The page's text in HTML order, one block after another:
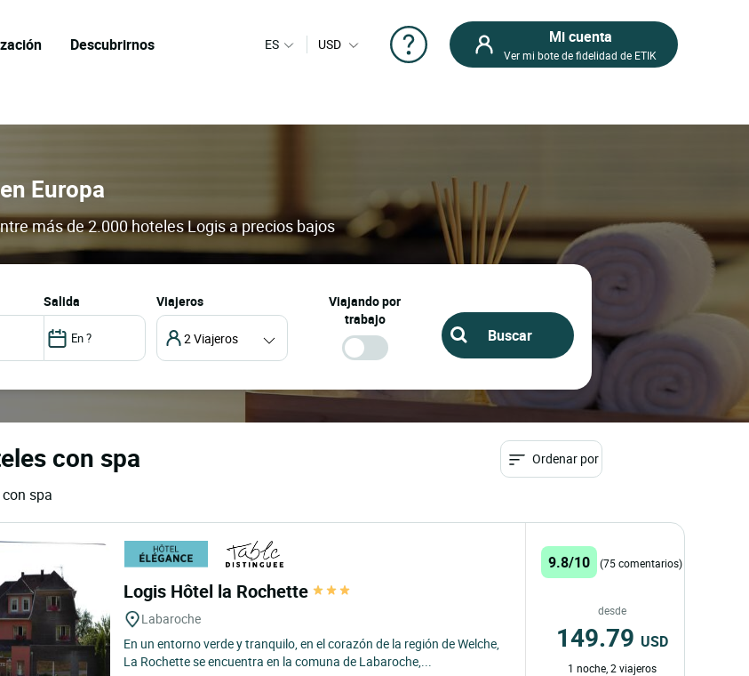
Descubrirnos ES USD Mi cuenta
Ver mi bote de fidelidad de ETIK
Europa
más de 2.000 hoteles Logis a precios bajos
salida Viajeros
2 Viajeros
Viajando por
trabajo
con spa
spa
Ordenar por
Logis Hôtel la Rochette
Labaroche
En un entorno verde y tranquilo, en el corazón de la región de Welche,
La Rochette se encuentra en la comuna de Labaroche,...
9.8/10 (75 comentarios)
desde
149.79 USD
1 noche, 2 viajeros